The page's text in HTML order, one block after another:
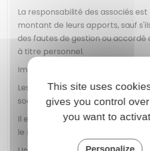
La responsabilité des associés
montant de leurs apports, sauf
des fautes de gestion ou accordé
à titre personnel.
Imposition des bénéfices
Les bénéfices sont soumis à l'impôt
sociétés (IS).
Il est toutefois possible d'opter
le revenu (IR) dans le cas de la
This site uses
gives you control
you want to
Personalize